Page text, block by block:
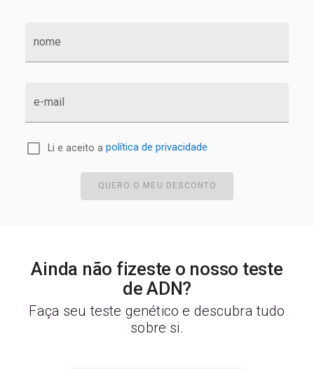
nome
e-mail
Li e aceito a política de privacidade
QUERO O MEU DESCONTO
Ainda não fizeste o nosso teste
de ADN?
Faça seu teste genético e descubra tudo
sobre si.